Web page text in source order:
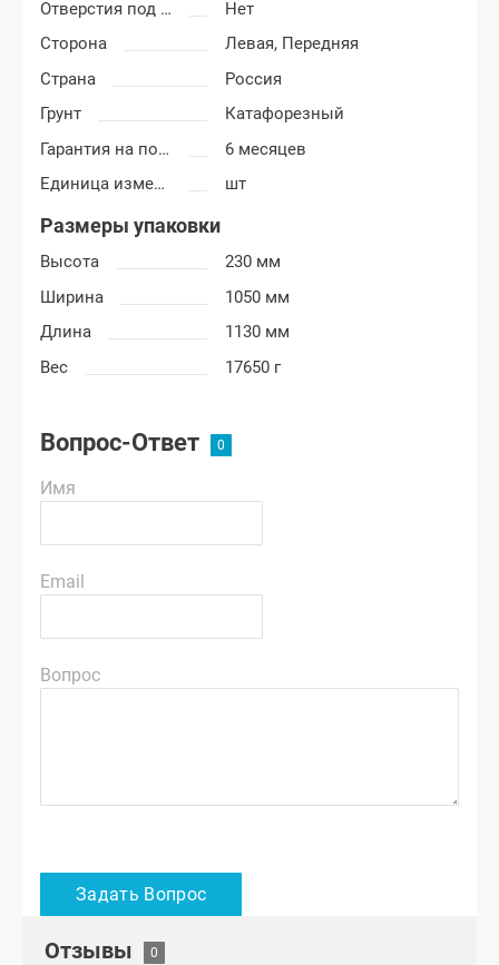
Отверстия под молдинг
Нет
Сторона
Левая, Передняя
Страна
Россия
Грунт
Катафорезный
Гарантия на покраску
6 месяцев
Единица измерения
шт
Размеры упаковки
Высота
230 мм
Ширина
1050 мм
Длина
1130 мм
Вес
17650 г
Вопрос-Ответ
Имя
Email
Вопрос
Отзывы